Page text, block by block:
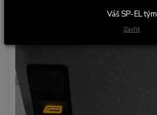
Váš SP-EL tým
Zavřít